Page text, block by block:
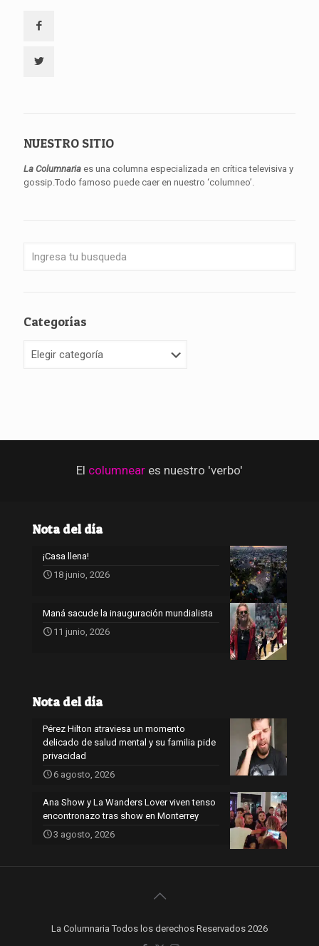
NUESTRO SITIO
La Columnaria es una columna especializada en crítica televisiva y
gossip.Todo famoso puede caer en nuestro ‘columneo’.
Categorías
El columnear es nuestro 'verbo'
Nota del día
¡Casa llena!
18 junio, 2026
Maná sacude la inauguración mundialista
11 junio, 2026
Nota del día
Pérez Hilton atraviesa un momento
delicado de salud mental y su familia pide
privacidad
6 agosto, 2026
Ana Show y La Wanders Lover viven tenso
encontronazo tras show en Monterrey
3 agosto, 2026
La Columnaria Todos los derechos Reservados 2026